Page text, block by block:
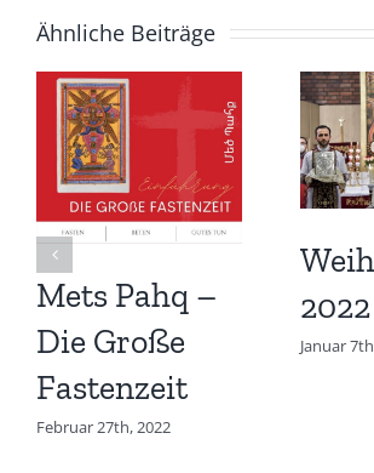
Ähnliche Beiträge
Mets Pahq –
Die Große
Fastenzeit
Februar 27th, 2022
2022
Januar